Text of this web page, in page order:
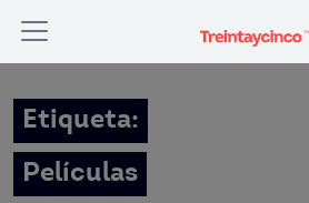
Etiqueta:
Películas